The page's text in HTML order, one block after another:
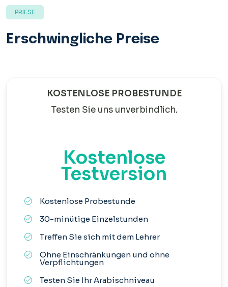
PRIESE
Erschwingliche Preise
KOSTENLOSE PROBESTUNDE
Testen Sie uns unverbindlich.
Kostenlose
Testversion
Kostenlose Probestunde
30-minütige Einzelstunden
Treffen Sie sich mit dem Lehrer
Ohne Einschränkungen und ohne
Verpflichtungen
Testen Sie Ihr Arabischniveau